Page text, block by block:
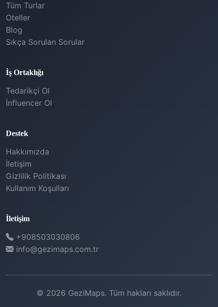
Tüm Turlar
Oteller
Blog
Sıkça Sorulan Sorular
İş Ortaklığı
Tedarikçi Ol
İnfluencer Ol
Destek
Hakkımızda
İletişim
Gizlilik Politikası
Kullanım Koşulları
İletişim
+908503030806
info@gezimaps.com.tr
© 2026 GeziMaps. Tüm hakları saklıdır.